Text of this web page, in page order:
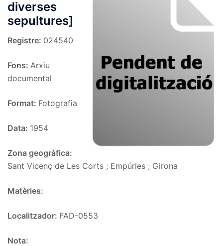
diverses
sepultures]
Registre: 024540
Fons: Arxiu
documental
Format: Fotografia
Data: 1954
Zona geogràfica:
Sant Vicenç de Les Corts ; Empúries ; Girona
Matèries:
Localitzador: FAD-0553
Nota: